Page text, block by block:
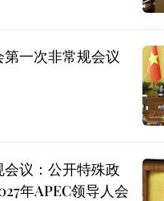
一次非常规会议
议：公开特殊政
年APEC领导人会